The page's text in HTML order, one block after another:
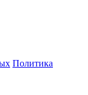
Политика